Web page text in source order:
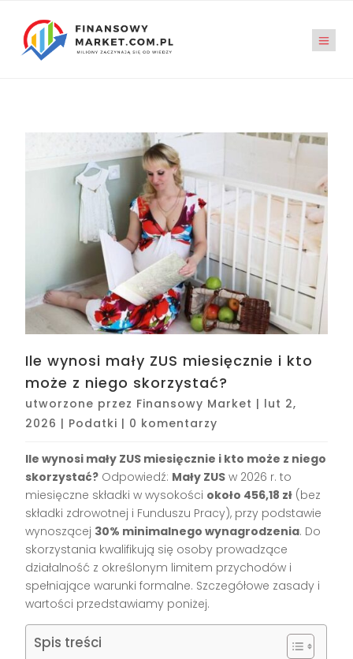
Ile wynosi mały ZUS miesięcznie i kto
może z niego skorzystać?
utworzone przez Finansowy Market | lut 2,
2026 | Podatki | 0 komentarzy
Ile wynosi mały ZUS miesięcznie i kto może z niego
skorzystać? Odpowiedź: Mały ZUS w 2026 r. to
miesięczne składki w wysokości około 456,18 zł (bez
składki zdrowotnej i Funduszu Pracy), przy podstawie
wynoszącej 30% minimalnego wynagrodzenia. Do
skorzystania kwalifikują się osoby prowadzące
działalność z określonym limitem przychodów i
spełniające warunki formalne. Szczegółowe zasady i
wartości przedstawiamy poniżej.
Spis treści